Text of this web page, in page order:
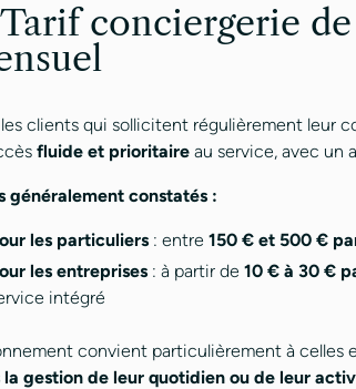
conciergerie
les clients qui sollicitent régulièrement leur
fluide et prioritaire au service, avec un
généralement constatés :
les particuliers : entre 150 € et 500 €
les entreprises : à partir de 10 € à 30 €
intégré
convient particulièrement à celles
la gestion de leur quotidien ou de leur